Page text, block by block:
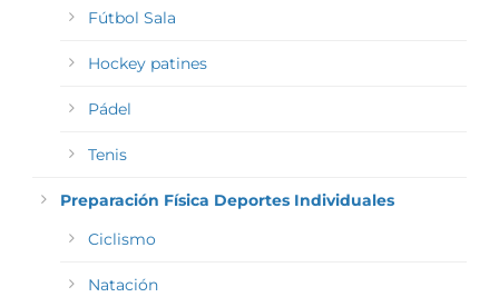
Fútbol Sala
Hockey patines
Pádel
Tenis
Preparación Física Deportes Individuales
Ciclismo
Natación